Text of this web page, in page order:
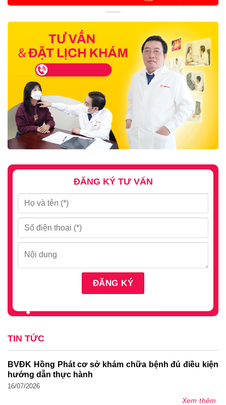
ĐĂNG KÝ TƯ VẤN
TIN TỨC
BVĐK Hồng Phát cơ sở khám chữa bệnh đủ điều kiện
hướng dẫn thực hành
16/07/2026
Xem thêm